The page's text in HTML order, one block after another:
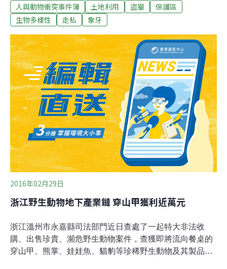
聲明報導，盜獵者已重拾曾在南部非洲各個國家公園和保
護區盛行的毒殺動物技倆。報導指出，儘管尚不清楚中毒
發生的確切時刻，但初步研判這頭大象除了被下毒外，也
遭子彈擊中頭部，而象牙早已遭盜取。非洲象牙和犀牛角
是盜獵者的最愛，通常被走私到東南亞國家，以高價販
售。
人與動物衝突事件簿
土地利用 盜獵
保護區
生物多樣性
走私 象牙
2016年02月29日
浙江野生動物地下產業鏈 穿山甲獲利近萬元
浙江溫州市永嘉縣司法部門近日查處了一起特大非法收
購、出售珍貴、瀕危野生動物案件，查獲即將流向餐桌的
穿山甲、熊掌、娃娃魚、貓豹等珍稀野生動物及其製品